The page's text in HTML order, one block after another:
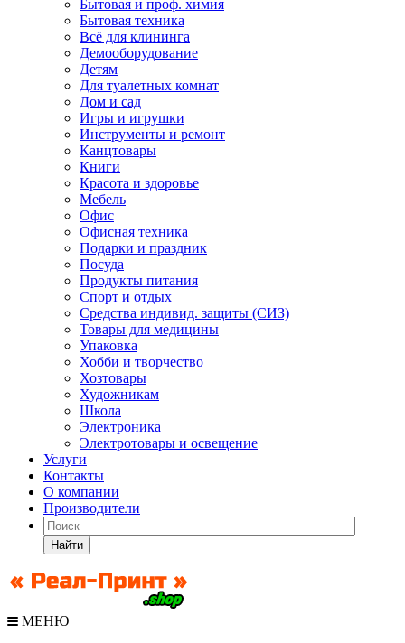
Бытовая и проф. химия
Бытовая техника
Всё для клининга
Демооборудование
Детям
Для туалетных комнат
Дом и сад
Игры и игрушки
Инструменты и ремонт
Канцтовары
Книги
Красота и здоровье
Мебель
Офис
Офисная техника
Подарки и праздник
Посуда
Продукты питания
Спорт и отдых
Средства индивид. защиты (СИЗ)
Товары для медицины
Упаковка
Хобби и творчество
Хозтовары
Художникам
Школа
Электроника
Электротовары и освещение
Услуги
Контакты
О компании
Производители
Найти
МЕНЮ